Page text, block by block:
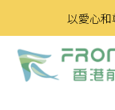
to
content
以愛心